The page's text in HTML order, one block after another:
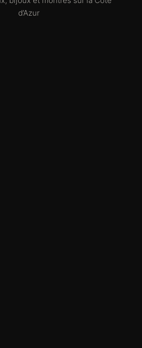
d’Azur